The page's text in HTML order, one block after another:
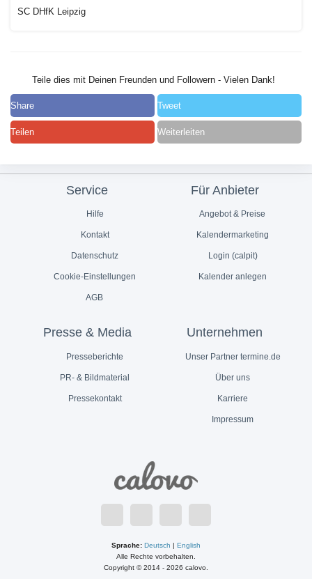
SC DHfK Leipzig
Teile dies mit Deinen Freunden und Followern - Vielen Dank!
Share Tweet
Teilen Weiterleiten
Service
Hilfe
Kontakt
Datenschutz
Cookie-Einstellungen
AGB
Für Anbieter
Angebot & Preise
Kalendermarketing
Login (calpit)
Kalender anlegen
Presse & Media
Presseberichte
PR- & Bildmaterial
Pressekontakt
Unternehmen
Unser Partner termine.de
Über uns
Karriere
Impressum
Sprache: Deutsch | English
Alle Rechte vorbehalten.
Copyright © 2014 - 2026 calovo.